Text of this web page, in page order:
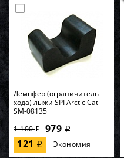
Демпфер (ограничитель
хода) лыжи SPI Arctic Cat
SM-08135
1 100i 979 i
121 i Экономия